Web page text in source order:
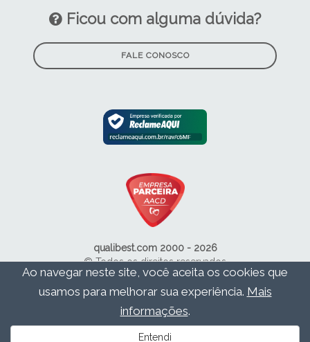
Ao navegar neste site, você aceita os cookies que
usamos para melhorar sua experiência. Mais
informações.
Entendi
qualibest.com 2000 - 2026
© Todos os direitos reservados
Política de Privacidade
Termos de Uso
Contato